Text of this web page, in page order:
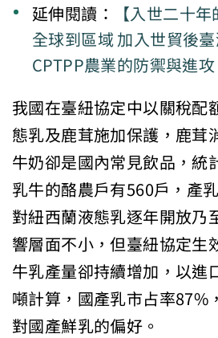
延伸閱讀： 【入世二十
全球到區域 加入世貿後
CPTPP農業的防禦與進攻
我國在臺紐協定中以關稅
態乳及鹿茸施加保護，鹿
牛奶卻是國內常見飲品，
乳牛的酪農戶有560戶，產
對紐西蘭液態乳逐年開放
響層面不小，但臺紐協定
牛乳產量卻持續增加，以
噸計算，國產乳市占率
對國產鮮乳的偏好。